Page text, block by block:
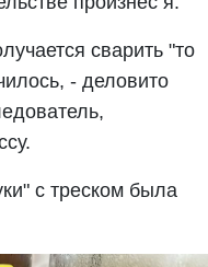
сварить "то
- деловито
с треском была